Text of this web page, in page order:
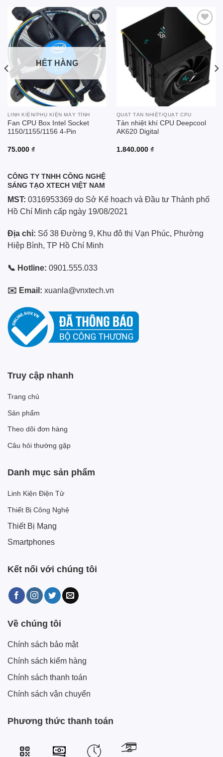
Add to
wishlist
HẾT HÀNG
LINH KIỆN/PHỤ KIỆN MÁY TÍNH
Fan CPU Box Intel Socket
1150/1155/1156 4-Pin
75.000 ₫
Add to
wishlist
QUẠT TẢN NHIỆT/QUẠT CPU
Tản nhiệt khí CPU Deepcool
AK620 Digital
1.840.000 ₫
CÔNG TY TNHH CÔNG NGHỆ
SÁNG TẠO XTECH VIỆT NAM
MST: 0316953369 do Sở Kế hoạch và Đầu tư Thành phố
Hồ Chí Minh cấp ngày 19/08/2021
Địa chỉ: Số 38 Đường 9, Khu đô thị Vạn Phúc, Phường
Hiệp Bình, TP Hồ Chí Minh
📞 Hotline: 0901.555.033
✉️ Email: xuanla@vnxtech.vn
Truy cập nhanh
Trang chủ
Sản phẩm
Theo dõi đơn hàng
Câu hỏi thường gặp
Danh mục sản phẩm
Linh Kiện Điện Tử
Thiết Bị Công Nghệ
Thiết Bị Mạng
Smartphones
Kết nối với chúng tôi
Về chúng tôi
Chính sách bảo mật
Chính sách kiểm hàng
Chính sách thanh toán
Chính sách vận chuyển
Phương thức thanh toán